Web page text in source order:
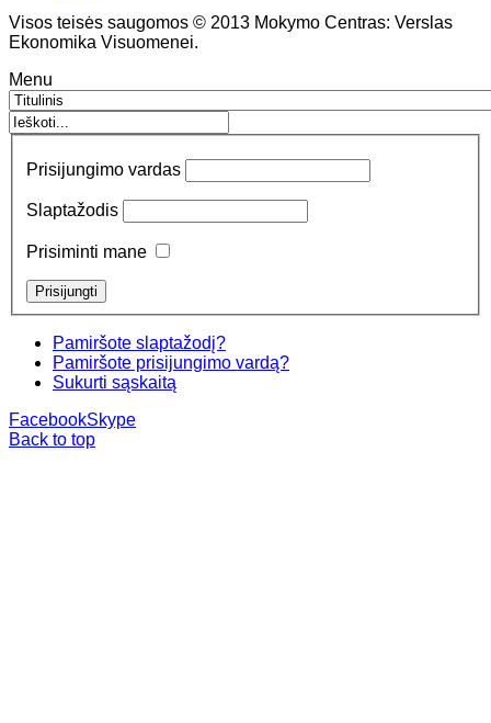
Visos teisės saugomos © 2013 Mokymo Centras: Verslas
Ekonomika Visuomenei.
Menu
Prisijungimo vardas
Slaptažodis
Prisiminti mane
Pamiršote slaptažodį?
Pamiršote prisijungimo vardą?
Sukurti sąskaitą
FacebookSkype
Back to top